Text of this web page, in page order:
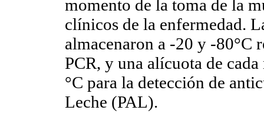
momento de la toma de la
clínicos de la enfermedad.
almacenaron a -20 y -80°C
PCR, y una alícuota de
°C para la detección de
Leche (PAL).